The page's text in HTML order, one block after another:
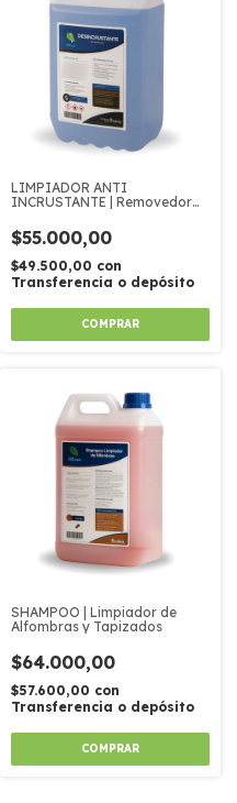
LIMPIADOR ANTI
INCRUSTANTE | Removedor
$55.000,00
$49.500,00 con
Transferencia o depósito
SHAMPOO | Limpiador de
Alfombras y Tapizados
$64.000,00
$57.600,00 con
Transferencia o depósito